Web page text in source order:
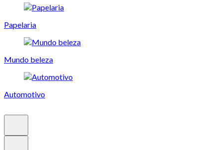
Papelaria
Mundo beleza
Automotivo